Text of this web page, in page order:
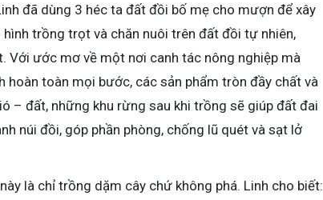
đã dùng 3 héc ta đất đồi bố mẹ cho mượn để xây
trồng trọt và chăn nuôi trên đất đồi tự nhiên,
Với ước mơ về một nơi canh tác nông nghiệp mà
hoàn toàn mọi bước, các sản phẩm tròn đầy chất và
– đất, những khu rừng sau khi trồng sẽ giúp đất đai
núi đồi, góp phần phòng, chống lũ quét và sạt lở
là chỉ trồng dặm cây chứ không phá. Linh cho biết: